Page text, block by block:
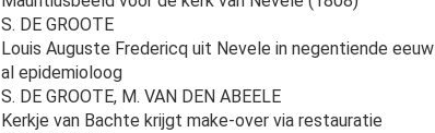
S. DE GROOTE
Louis Auguste Fredericq uit Nevele in negentiende eeuw
al epidemioloog
S. DE GROOTE, M. VAN DEN ABEELE
Kerkje van Bachte krijgt make-over via restauratie